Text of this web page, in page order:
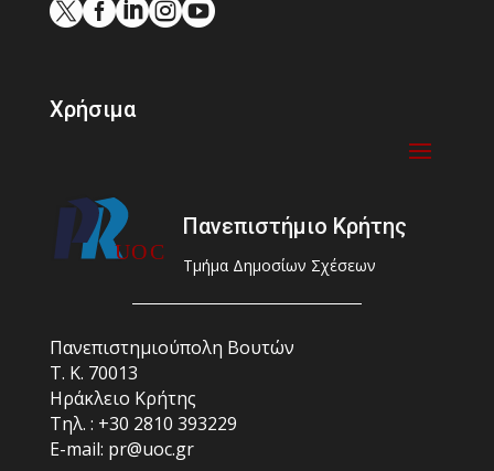

Χρήσιμα
Πανεπιστήμιο Κρήτης
Τμήμα Δημοσίων Σχέσεων
Πανεπιστημιούπολη Βουτών
Τ. Κ. 70013
Ηράκλειο Κρήτης
Τηλ. : +30 2810 393229
E-mail: pr@uoc.gr